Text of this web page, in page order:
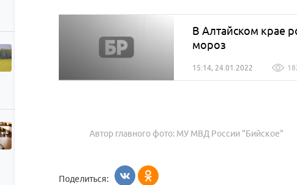
В Алтайском крае
мороз
15:14, 24.01.2022
Автор главного фото: МУ МВД России "Бийское"
Поделиться: